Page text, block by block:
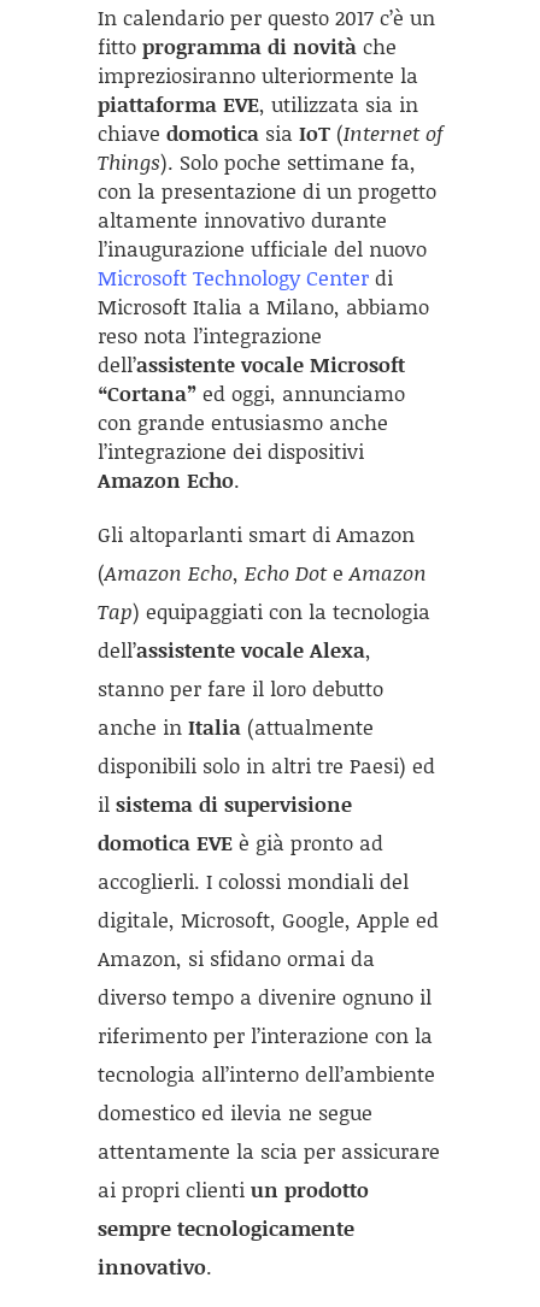
In calendario per questo 2017 c’è un
fitto programma di novità che
impreziosiranno ulteriormente la
piattaforma EVE, utilizzata sia in
chiave domotica sia IoT(Internet of
Things). Solo poche settimane fa,
con la presentazione di un progetto
altamente innovativo durante
l’inaugurazione ufficiale del nuovo
Microsoft Technology Centerdi
Microsoft Italia a Milano, abbiamo
reso nota l’integrazione
dell’assistente vocale Microsoft
“Cortana”ed oggi, annunciamo
con grande entusiasmo anche
l’integrazione dei dispositivi
Amazon Echo.
Gli altoparlanti smart di Amazon
(Amazon Echo, Echo Dote Amazon
Tap) equipaggiati con la tecnologia
dell’assistente vocale Alexa,
stanno per fare il loro debutto
anche in Italia (attualmente
disponibili solo in altri tre Paesi) ed
il sistema di supervisione
domotica EVEè già pronto ad
accoglierli. I colossi mondiali del
digitale, Microsoft, Google, Apple ed
Amazon, si sfidano ormai da
diverso tempo a divenire ognuno il
riferimento per l’interazione con la
tecnologia all’interno dell’ambiente
domestico ed ilevia ne segue
attentamente la scia per assicurare
ai propri clienti un prodotto
sempre tecnologicamente
innovativo.